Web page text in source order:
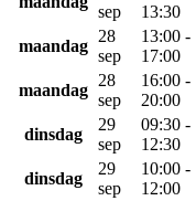
sep
13:30
maandag
28
sep
13:00 -
17:00
maandag
28
sep
16:00 -
20:00
dinsdag
29
sep
09:30 -
12:30
dinsdag
29
sep
10:00 -
12:00